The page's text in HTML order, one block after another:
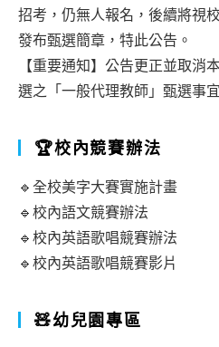
招考，仍無人報名，後續將視
發布甄選簡章，特此公告。
【重要通知】公告更正並取消
選之「一般代理教師」甄選事
🏆校內競賽辦法
🔹全校美字大賽實施計畫
🔹校內語文競賽辦法
🔹校內英語歌唱競賽辦法
🔹校內英語歌唱競賽影片
🧸幼兒園專區